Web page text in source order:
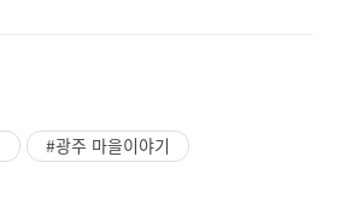
#광주 마을이야기